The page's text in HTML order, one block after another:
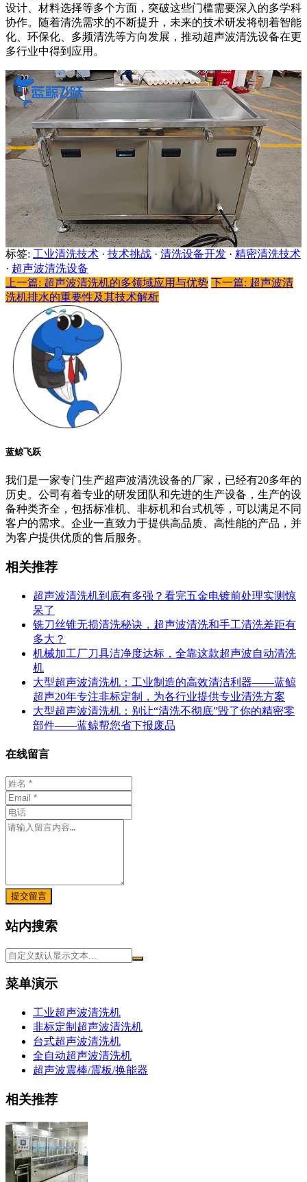
设计、材料选择等多个方面，突破这些门槛需要深入的多学科
协作。随着清洗需求的不断提升，未来的技术研发将朝着智能
化、环保化、多频清洗等方向发展，推动超声波清洗设备在更
多行业中得到应用。
标签: 工业清洗技术 · 技术挑战 · 清洗设备开发 · 精密清洗技术
· 超声波清洗设备
上一篇: 超声波清洗机的多领域应用与优势 下一篇: 超声波清
洗机排水的重要性及其技术解析
蓝鲸飞跃
我们是一家专门生产超声波清洗设备的厂家，已经有20多年的
历史。公司有着专业的研发团队和先进的生产设备，生产的设
备种类齐全，包括标准机、非标机和台式机等，可以满足不同
客户的需求。企业一直致力于提供高品质、高性能的产品，并
为客户提供优质的售后服务。
相关推荐
超声波清洗机到底有多强？看完五金电镀前处理实测惊
呆了
铣刀丝锥无损清洗秘诀，超声波清洗和手工清洗差距有
多大？
机械加工厂刀具洁净度达标，全靠这款超声波自动清洗
机
大型超声波清洗机：工业制造的高效清洁利器——蓝鲸
超声20年专注非标定制，为各行业提供专业清洗方案
大型超声波清洗机：别让“清洗不彻底”毁了你的精密零
部件——蓝鲸帮您省下报废品
在线留言
提交留言
站内搜索
菜单演示
工业超声波清洗机
非标定制超声波清洗机
台式超声波清洗机
全自动超声波清洗机
超声波震棒/震板/换能器
相关推荐